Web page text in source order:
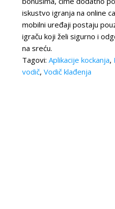
iskustvo igranja na online
mobilni uređaji postaju
igraču koji želi sigurno i
na sreću.
Tagovi: Aplikacije kockanja,
vodič, Vodič klađenja